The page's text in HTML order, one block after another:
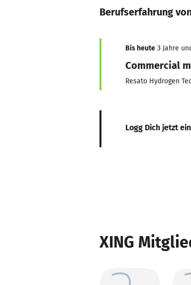
Berufserfahrung
Bis heute 3 Jahre
Commercial
Resato Hydrogen
Logg Dich jetzt
XING